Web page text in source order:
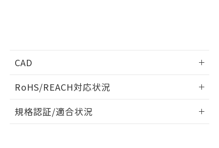
CAD
ドすることができます。
ログイン/会員登録
RoHS/REACH対応状況
EU RoHS 注意事項・凡例
規格認証/適合状況
るもので、過去に遡って非含有を証明する
また、RoHS指令のフタル酸エステル類４
物質の対応では、対応完了までの期間は出
荷製品に未対応品が混在することから備考
既に当社にて対応品への在庫切替を完了
していることから、特段のことがない限